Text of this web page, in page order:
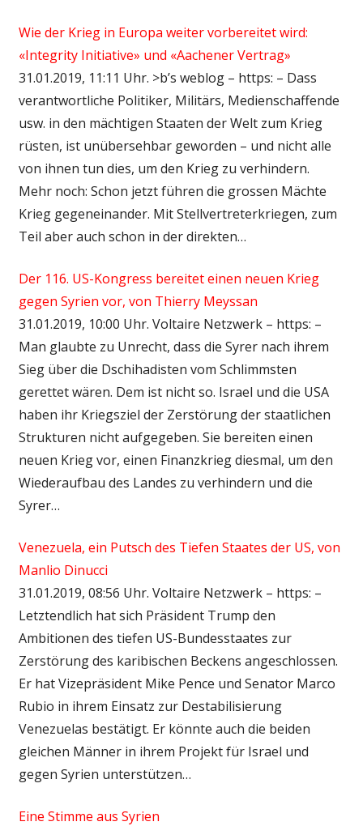
Wie der Krieg in Europa weiter vorbereitet wird:
«Integrity Initiative» und «Aachener Vertrag»
31.01.2019, 11:11 Uhr. >b’s weblog – https: – Dass
verantwortliche Politiker, Militärs, Medienschaffende
usw. in den mächtigen Staaten der Welt zum Krieg
rüsten, ist unübersehbar geworden – und nicht alle
von ihnen tun dies, um den Krieg zu verhindern.
Mehr noch: Schon jetzt führen die grossen Mächte
Krieg gegeneinander. Mit Stellvertreterkriegen, zum
Teil aber auch schon in der direkten…
Der 116. US-Kongress bereitet einen neuen Krieg
gegen Syrien vor, von Thierry Meyssan
31.01.2019, 10:00 Uhr. Voltaire Netzwerk – https: –
Man glaubte zu Unrecht, dass die Syrer nach ihrem
Sieg über die Dschihadisten vom Schlimmsten
gerettet wären. Dem ist nicht so. Israel und die USA
haben ihr Kriegsziel der Zerstörung der staatlichen
Strukturen nicht aufgegeben. Sie bereiten einen
neuen Krieg vor, einen Finanzkrieg diesmal, um den
Wiederaufbau des Landes zu verhindern und die
Syrer…
Venezuela, ein Putsch des Tiefen Staates der US, von
Manlio Dinucci
31.01.2019, 08:56 Uhr. Voltaire Netzwerk – https: –
Letztendlich hat sich Präsident Trump den
Ambitionen des tiefen US-Bundesstaates zur
Zerstörung des karibischen Beckens angeschlossen.
Er hat Vizepräsident Mike Pence und Senator Marco
Rubio in ihrem Einsatz zur Destabilisierung
Venezuelas bestätigt. Er könnte auch die beiden
gleichen Männer in ihrem Projekt für Israel und
gegen Syrien unterstützen…
Eine Stimme aus Syrien